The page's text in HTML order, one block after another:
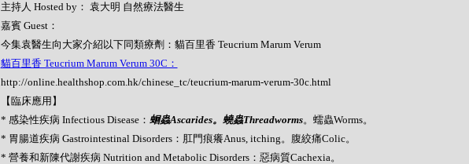
主持人 Hosted by： 袁大明 自然療法醫生
嘉賓 Guest：
今集袁醫生向大家介紹以下同類療劑：貓百里香 Teucrium Marum Verum
貓百里香 Teucrium Marum Verum 30C：
http://online.healthshop.com.hk/chinese_tc/teucrium-marum-verum-30c.html
【臨床應用】
* 感染性疾病 Infectious Disease： 蛔蟲Ascarides。蟯蟲Threadworms。蠕蟲Worms。
* 胃腸道疾病 Gastrointestinal Disorders：肛門痕癢Anus, itching。腹絞痛Colic。
* 營養和新陳代謝疾病 Nutrition and Metabolic Disorders：惡病質Cachexia。